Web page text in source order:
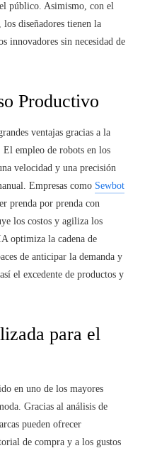
público. Asimismo, con el
diseñadores tienen la
innovadores sin necesidad de
Productivo
ventajas gracias a la
empleo de robots en los
velocidad y una precisión
Empresas como Sewbot
prenda por prenda con
los costos y agiliza los
optimiza la cadena de
de anticipar la demanda y
el excedente de productos y
para el
en uno de los mayores
Gracias al análisis de
pueden ofrecer
de compra y a los gustos